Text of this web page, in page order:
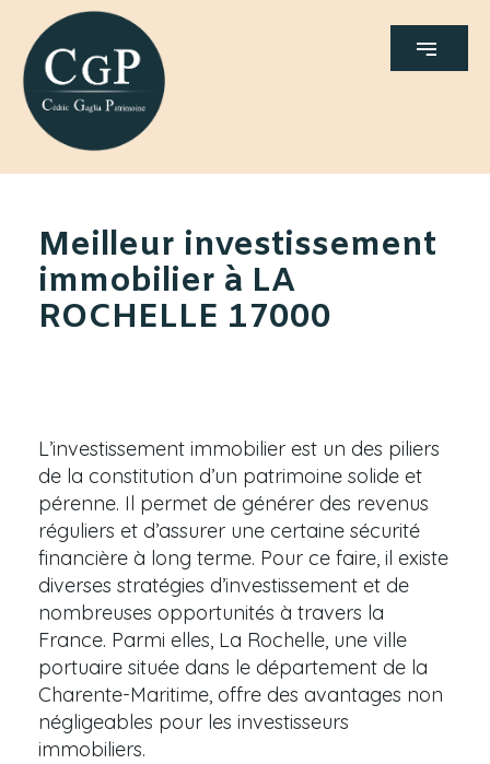
Meilleur investissement
immobilier à LA
ROCHELLE 17000
L’investissement immobilier est un des piliers
de la constitution d’un patrimoine solide et
pérenne. Il permet de générer des revenus
réguliers et d’assurer une certaine sécurité
financière à long terme. Pour ce faire, il existe
diverses stratégies d’investissement et de
nombreuses opportunités à travers la
France. Parmi elles, La Rochelle, une ville
portuaire située dans le département de la
Charente-Maritime, offre des avantages non
négligeables pour les investisseurs
immobiliers.